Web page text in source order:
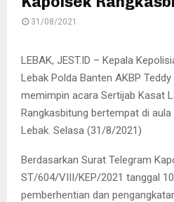
31/08/2021
LEBAK, JEST.ID – Kepala
Lebak Polda Banten AKBP Teddy
memimpin acara Sertijab Kasat
Rangkasbitung bertempat di
Lebak. Selasa (31/8/2021)
Berdasarkan Surat Telegram
ST/604/VIII/KEP/2021 tanggal
pemberhentian dan